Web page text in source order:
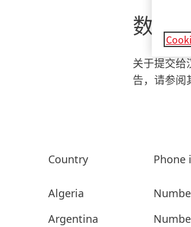
数据
关于提交给
告，请参阅
Country Phone
Algeria
Argentina